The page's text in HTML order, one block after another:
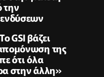
την
GSI βάζει
της
ότι όλα
στην άλλη»